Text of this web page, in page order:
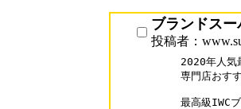
ブランドス
投稿者：
2020年人気
専門店おす
最高級IWC